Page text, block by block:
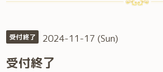
受付終了 2024-11-17 (Sun)
受付終了